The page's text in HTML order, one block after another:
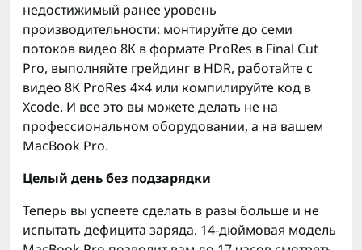
недостижимый ранее уровень
производительности: монтируйте до семи
потоков видео 8K в формате ProRes в Final Cut
Pro, выполняйте грейдинг в HDR, работайте с
видео 8K ProRes 4×4 или компилируйте код в
Xcode. И все это вы можете делать не на
профессиональном оборудовании, а на вашем
MacBook Pro.
Целый день без подзарядки
Теперь вы успеете сделать в разы больше и не
испытать дефицита заряда. 14-дюймовая модель